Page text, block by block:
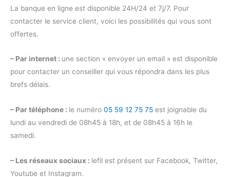
La banque en ligne est disponible 24H/24 et 7j/7. Pour
contacter le service client, voici les possibilités qui vous sont
offertes.
– Par internet : une section « envoyer un email » est disponible
pour contacter un conseiller qui vous répondra dans les plus
brefs délais.
– Par téléphone : le numéro 05 59 12 75 75 est joignable du
lundi au vendredi de 08h45 à 18h, et de 08h45 à 16h le
samedi.
– Les réseaux sociaux : lefil est présent sur Facebook, Twitter,
Youtube et Instagram.